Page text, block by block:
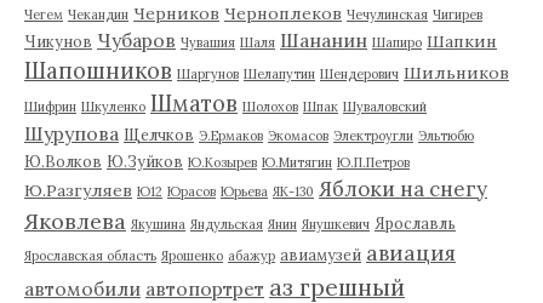
Чегем Чекандин Черников Черноплеков Чечулинская Чигирев
Чикунов Чубаров Чувашия Шаля Шананин Шапиро Шапкин
Шапошников Шаргунов Шелапутин Шендерович Шильников
Шифрин Шкуленко Шматов Шолохов Шпак Шуваловский
Шурупова Щелчков Э.Ермаков Экомасов Электроугли Эльтюбю
Ю.Волков Ю.Зуйков Ю.Козырев Ю.Митягин Ю.П.Петров
Ю.Разгуляев Ю12 Юрасов Юрьева ЯК-130 Яблоки на снегу
Яковлева Якушина Яндульская Янин Янушкевич Ярославль
Ярославская область Ярошенко абажур авиамузей авиация
автомобили автопортрет аз грешный